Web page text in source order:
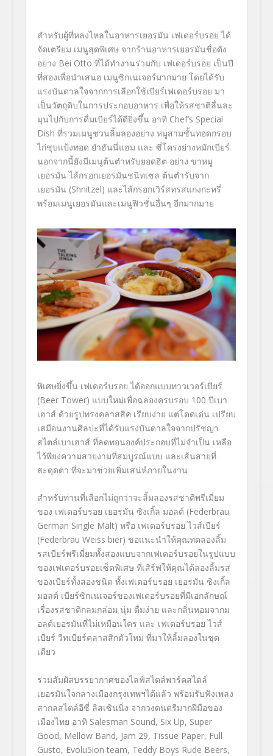
สำหรับผู้ที่หลงไหลในอาหารเยอรมัน เฟเดอร์บรอย ได้
จัดเตรียม เมนูสุดพิเศษ จากร้านอาหารเยอรมันชื่อดัง
อย่าง Bei Otto ที่ได้ทำงานร่วมกับ เฟเดอร์บรอย เป็นปี
ที่สองเพื่อนำเสนอ เมนูซิกเนเจอร์มากมาย โดยได้รับ
แรงบันดาลใจจากการเลือกใช้เบียร์เฟเดอร์บรอย มา
เป็นวัตถุดิบในการประกอบอาหาร เพื่อให้รสชาติลื่นละ
มุนไปกับการดื่มเบียร์ได้ดียิ่งขึ้น อาทิ Chef’s Special
Dish ที่รวมเมนูชวนลิ้มลองอย่าง หมูสามชั้นทอดกรอบ
ไก่ชุบแป้งทอด ยำฮันนี่แฮม และ ซี่โครงย่างหมักเบียร์
นอกจากนี้ยังมีเมนูต้นตำหรับยอดฮิต อย่าง ขาหมู
เยอรมัน ไส้กรอกเยอรมันชนิทเซล ต้นตำรับจาก
เยอรมัน (Shnitzel) และไส้กรอกเวิร์สทรสแกงกะหรี่
พร้อมเมนูเยอรมันและเมนูฟิวชั่นอื่นๆ อีกมากมาย
พิเศษยิ่งขึ้น เฟเดอร์บรอย ได้ออกแบบทาวเวอร์เบียร์
(Beer Tower) แบบใหม่เพื่อฉลองครบรอบ 100 ปีเบา
เฮาส์ ด้วยรูปทรงคลาสสิค เรียบง่าย แต่โดดเด่น เปรียบ
เสมือนงานศิลปะที่ได้รับแรงบันดาลใจจากปรัชญา
สไตล์เบาเฮาส์ ที่ลดทอนองค์ประกอบที่ไม่จำเป็น เหลือ
ไว้พียงความสวยงามที่สมบูรณ์แบบ และเส้นสายที่
สะดุดตา ที่จะมาช่วยเพิ่มเสน่ห์ภายในงาน
สำหรับท่านที่เลือกไม่ถูกว่าจะลิ้มลองรสชาติพรีเมี่ยม
ของ เฟเดอร์บรอย เยอรมัน ซิงเกิ้ล มอลต์ (Federbräu
German Single Malt) หรือ เฟเดอร์บรอย ไวส์เบียร์
(Federbräu Weiss bier) ขอแนะนำให้คุณทดลองลิ้ม
รสเบียร์พรีเมี่ยมทั้งสองแบบจากเฟเดอร์บรอยในรูปแบบ
ของเฟเดอร์บรอยเซ็ตพิเศษ ที่เสิร์ฟให้คุณได้ลองลิ้มรส
ของเบียร์ทั้งสองชนิด ทั้งเฟเดอร์บรอย เยอรมัน ซิงเกิ้ล
มอลต์ เบียร์ซิกเนเจอร์ของเฟเดอร์บรอยที่มีเอกลักษณ์
เรื่องรสชาติกลมกล่อม นุ่ม ดื่มง่าย และกลิ่นหอมจากม
อลต์เยอรมันที่ไม่เหมือนใคร และ เฟเดอร์บรอย ไวส์
เบียร์ วีทเบียร์คลาสสิกตัวใหม่ ที่มาให้ลิ้มลองในชุด
เดียว
ร่วมสัมผัสบรรยากาศของไลฟ์สไตล์พาร์คสไตล์
เยอรมันใจกลางเมืองกรุงเทพฯได้แล้ว พร้อมรับฟังเพลง
สากลสไตล์อีซี่ ลิสเซินนิ่ง จากวงดนตรีมากฝืมือของ
เมืองไทย อาทิ Salesman Sound, Six Up, Super
Good, Mellow Band, Jam 29, Tissue Paper, Full
Gusto, Evolu5ion team, Teddy Boys Rude Beers,